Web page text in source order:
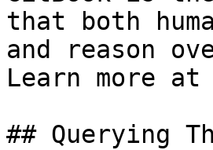
that both
and reason
Learn more
## Querying